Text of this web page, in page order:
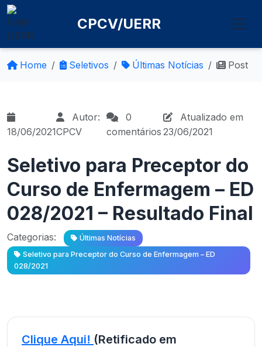
CPCV/UERR
Home Seletivos Últimas Notícias Post
18/06/2021
Autor:
CPCV
0
comentários
Atualizado em
23/06/2021
Seletivo para Preceptor do
Curso de Enfermagem – ED
028/2021 – Resultado Final
Categorias:
Últimas Notícias
Seletivo para Preceptor do Curso de Enfermagem – ED
028/2021
Clique Aqui! (Retificado em